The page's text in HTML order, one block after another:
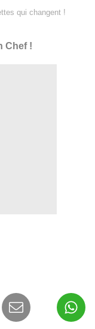
qui changent !
Chef !